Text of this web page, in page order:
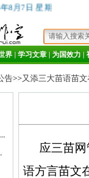
8月7日 星期五
界 学习文章 为国效力
告>>又添三大苗语苗
应三苗
语方言苗文